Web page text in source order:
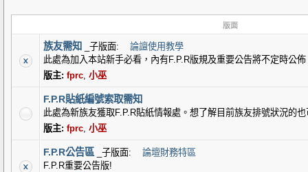
版面
族友需知 _子版面:
論譠使用教學
此處為加入本站新手必看，內有F.P.R版規及重要公告將不定時公
版主: fprc, 小巫
F.P.R貼紙編號索取需知
此處為新族友獲取F.P.R貼紙情報處。想了解目前族友排號狀況的
版主: fprc, 小巫
F.P.R公告區 _子版面:
論壇財務特區
F.P.R重要公告版!